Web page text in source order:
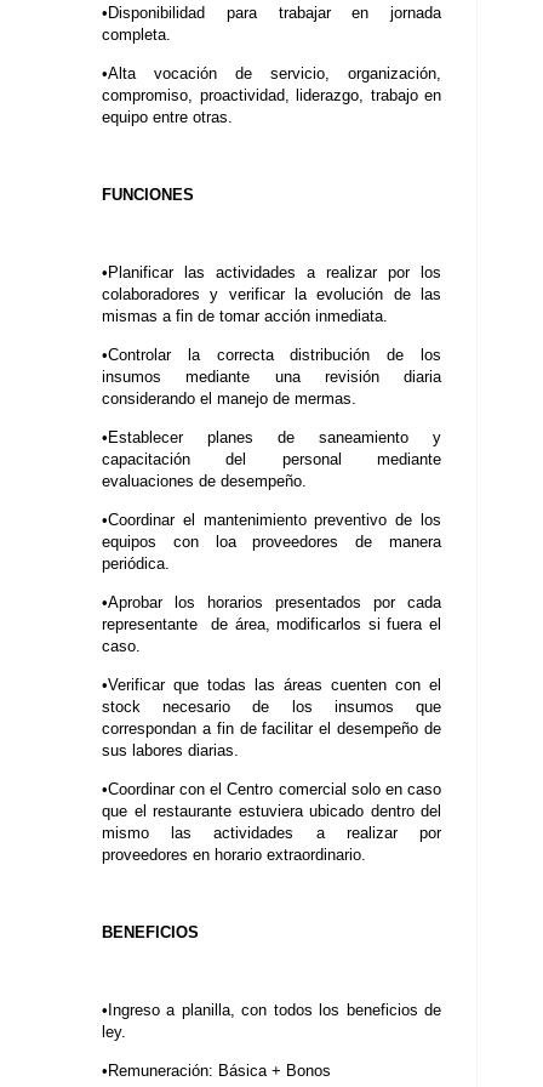
•Disponibilidad para trabajar en jornada
completa.
•Alta vocación de servicio, organización,
compromiso, proactividad, liderazgo, trabajo en
equipo entre otras.
FUNCIONES
•Planificar las actividades a realizar por los
colaboradores y verificar la evolución de las
mismas a fin de tomar acción inmediata.
•Controlar la correcta distribución de los
insumos mediante una revisión diaria
considerando el manejo de mermas.
•Establecer planes de saneamiento y
capacitación del personal mediante
evaluaciones de desempeño.
•Coordinar el mantenimiento preventivo de los
equipos con loa proveedores de manera
periódica.
•Aprobar los horarios presentados por cada
representante de área, modificarlos si fuera el
caso.
•Verificar que todas las áreas cuenten con el
stock necesario de los insumos que
correspondan a fin de facilitar el desempeño de
sus labores diarias.
•Coordinar con el Centro comercial solo en caso
que el restaurante estuviera ubicado dentro del
mismo las actividades a realizar por
proveedores en horario extraordinario.
BENEFICIOS
•Ingreso a planilla, con todos los beneficios de
ley.
•Remuneración: Básica + Bonos